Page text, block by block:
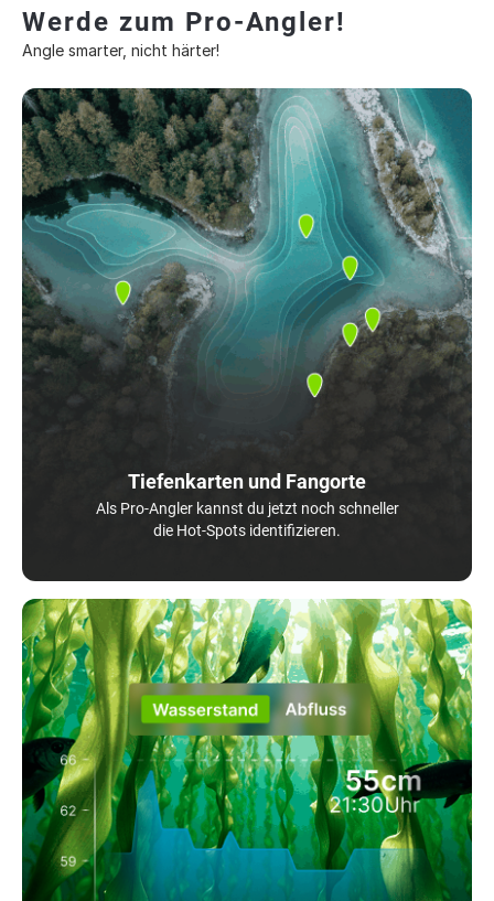
Werde zum Pro-Angler!
Angle smarter, nicht härter!
Tiefenkarten und Fangorte
Als Pro-Angler kannst du jetzt noch schneller
die Hot-Spots identifizieren.